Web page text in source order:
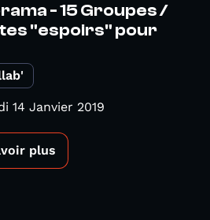
- 15 Groupes /
"espoirs" pour
14 Janvier 2019
plus